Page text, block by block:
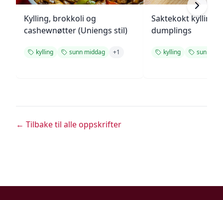
Kylling, brokkoli og
cashewnøtter (Uniengs stil)
kylling sunn middag +1
Saktekokt kylling
dumplings
kylling sunn
← Tilbake til alle oppskrifter